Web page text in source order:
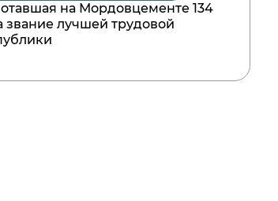
на Мордовцементе 134
звание лучшей трудовой